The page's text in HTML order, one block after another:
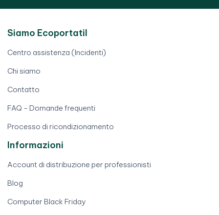
Siamo Ecoportatil
Centro assistenza (Incidenti)
Chi siamo
Contatto
FAQ - Domande frequenti
Processo di ricondizionamento
Informazioni
Account di distribuzione per professionisti
Blog
Computer Black Friday